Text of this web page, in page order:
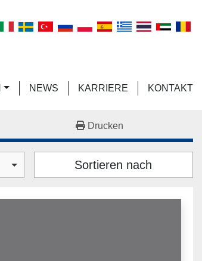
NEWS KARRIERE KONTAKT
Drucken
Sortieren nach